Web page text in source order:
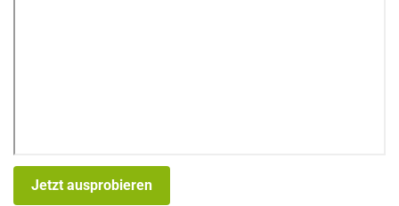
Jetzt ausprobieren